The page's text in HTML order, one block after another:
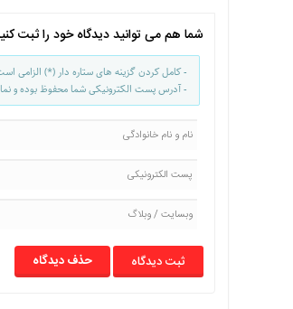
شما هم می توانید دیدگاه خود را ثبت
- کامل کردن گزینه های ستاره دار (*) الزامی
- آدرس پست الکترونیکی شما محفوظ بوده و
حذف دیدگاه